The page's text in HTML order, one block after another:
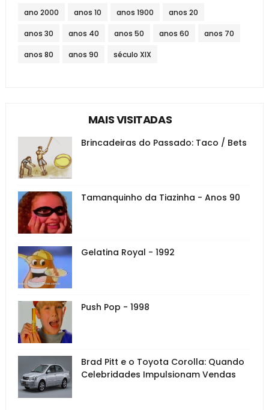
ano 2000 anos 10 anos 1900 anos 20
anos 30 anos 40 anos 50 anos 60 anos 70
anos 80 anos 90 século XIX
MAIS VISITADAS
Brincadeiras do Passado: Taco / Bets
Tamanquinho da Tiazinha - Anos 90
Gelatina Royal - 1992
Push Pop - 1998
Brad Pitt e o Toyota Corolla: Quando
Celebridades Impulsionam Vendas